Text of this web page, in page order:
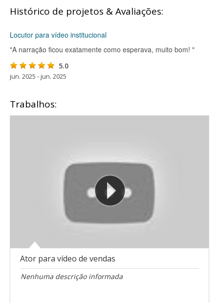
Histórico de projetos & Avaliações:
Locutor para vídeo institucional
"A narração ficou exatamente como esperava, muito bom! "
5.0
jun. 2025 - jun. 2025
Trabalhos:
Ator para vídeo de vendas
Nenhuma descrição informada